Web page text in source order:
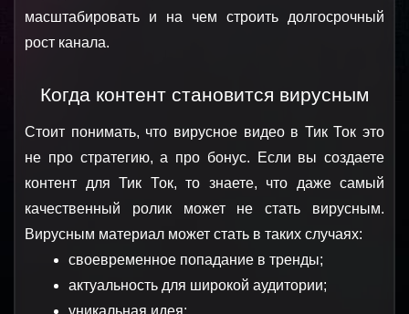
масштабировать и на чем строить долгосрочный
рост канала.
Когда контент становится вирусным
Стоит понимать, что вирусное видео в Тик Ток это
не про стратегию, а про бонус. Если вы создаете
контент для Тик Ток, то знаете, что даже самый
качественный ролик может не стать вирусным.
Вирусным материал может стать в таких случаях:
своевременное попадание в тренды;
актуальность для широкой аудитории;
уникальная идея;